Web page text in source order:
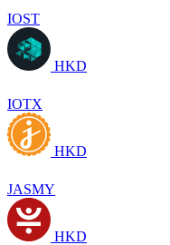
IOST
HKD
IOTX
HKD
JASMY
HKD